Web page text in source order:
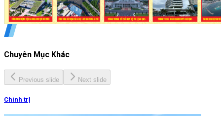
Chuyên Mục Khác
Previous slide Next slide
Chính trị